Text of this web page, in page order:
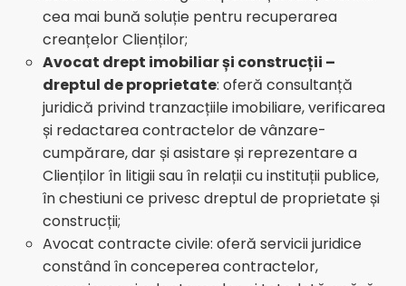
cea mai bună soluție pentru recuperarea
creanțelor Clienților;
Avocat drept imobiliar și construcții –
dreptul de proprietate: oferă consultanță
juridică privind tranzacțiile imobiliare, verificarea
și redactarea contractelor de vânzare-
cumpărare, dar și asistare și reprezentare a
Clienților în litigii sau în relații cu instituții publice,
în chestiuni ce privesc dreptul de proprietate și
construcții;
Avocat contracte civile: oferă servicii juridice
constând în conceperea contractelor,